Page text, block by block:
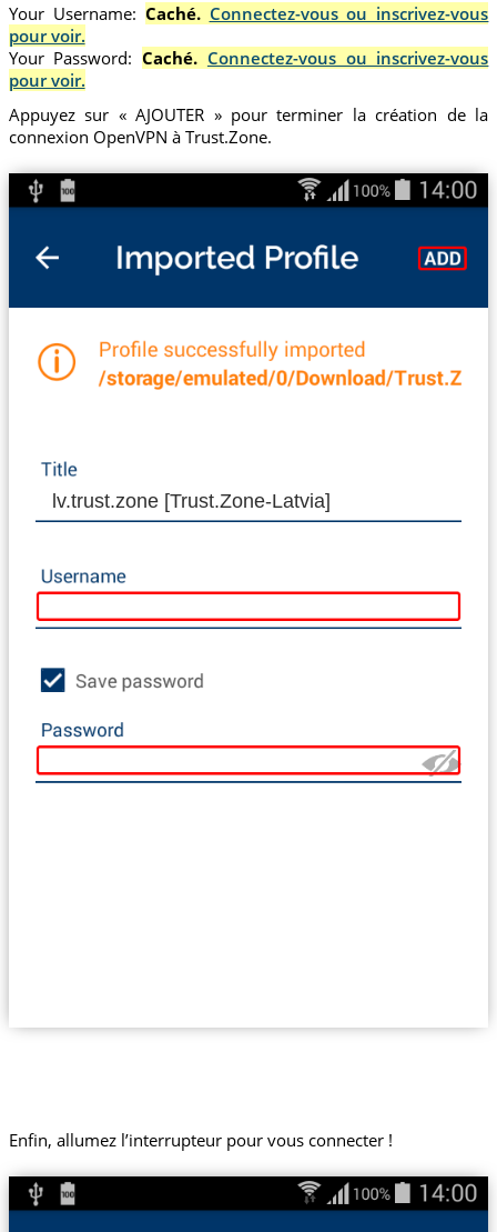
Your Username: Caché. Connectez-vous ou inscrivez-vous
pour voir.
Your Password:Caché. Connectez-vous ou inscrivez-vous
pour voir.
Appuyez sur « AJOUTER » pour terminer la création de la
connexion OpenVPN à Trust.Zone.
lv.trust.zone [Trust.Zone-Latvia]
Enfin, allumez l’interrupteur pour vous connecter !